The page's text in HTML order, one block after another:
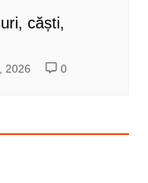
căști,
2026 0